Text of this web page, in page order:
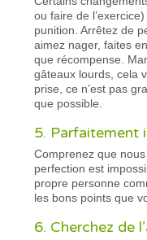
ou faire de
punition. Arrêtez de
aimez nager, faites
que récompense.
gâteaux lourds, cela
prise, ce n’est pas
que possible.
5. Parfaitement
Comprenez que
perfection est
propre personne
les bons points que
6. Cherchez de